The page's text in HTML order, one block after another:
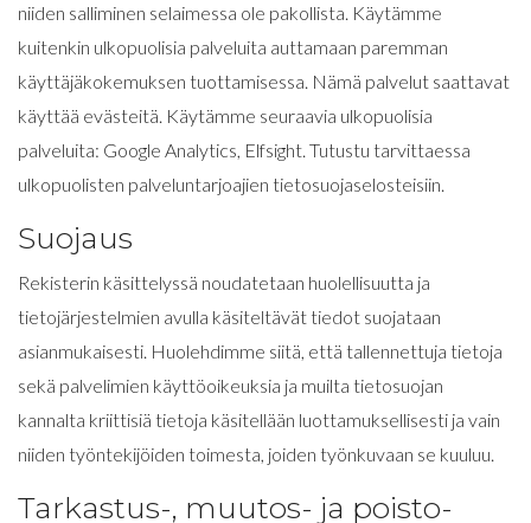
niiden salliminen selaimessa ole pakollista. Käytämme
kuitenkin ulkopuolisia palveluita auttamaan paremman
käyttäjäkokemuksen tuottamisessa. Nämä palvelut saattavat
käyttää evästeitä. Käytämme seuraavia ulkopuolisia
palveluita: Google Analytics, Elfsight. Tutustu tarvittaessa
ulkopuolisten palveluntarjoajien tietosuojaselosteisiin.
Suojaus
Rekisterin käsittelyssä noudatetaan huolellisuutta ja
tietojärjestelmien avulla käsiteltävät tiedot suojataan
asianmukaisesti. Huolehdimme siitä, että tallennettuja tietoja
sekä palvelimien käyttöoikeuksia ja muilta tietosuojan
kannalta kriittisiä tietoja käsitellään luottamuksellisesti ja vain
niiden työntekijöiden toimesta, joiden työnkuvaan se kuuluu.
Tarkastus-, muutos- ja poisto-